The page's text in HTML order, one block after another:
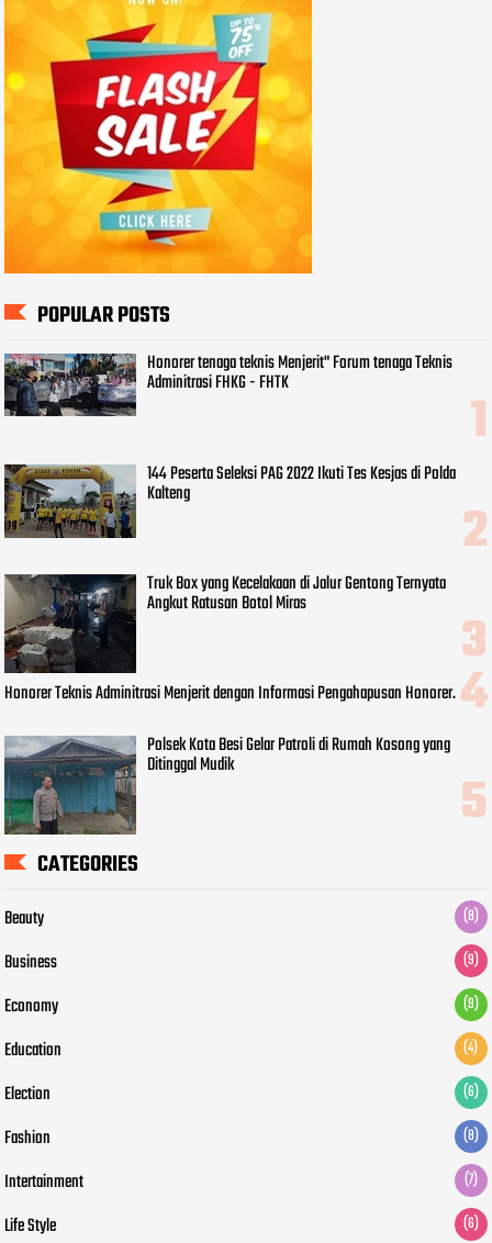
POPULAR POSTS
Honorer tenaga teknis Menjerit" Forum tenaga Teknis
Adminitrasi FHKG - FHTK
144 Peserta Seleksi PAG 2022 Ikuti Tes Kesjas di Polda
Kalteng
Truk Box yang Kecelakaan di Jalur Gentong Ternyata
Angkut Ratusan Botol Miras
Honorer Teknis Adminitrasi Menjerit dengan Informasi Pengahapusan Honorer.
Polsek Kota Besi Gelar Patroli di Rumah Kosong yang
Ditinggal Mudik
CATEGORIES
Beauty (8)
Business (9)
Economy (9)
Education (4)
Election (6)
Fashion (8)
Intertainment (7)
Life Style (6)